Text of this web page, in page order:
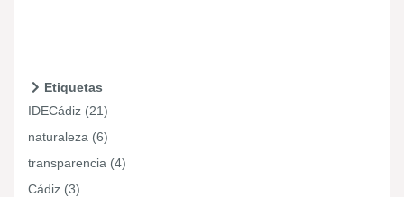
Etiquetas
IDECádiz (21)
naturaleza (6)
transparencia (4)
Cádiz (3)